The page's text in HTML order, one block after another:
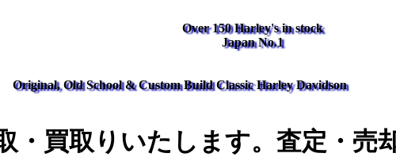
Over 150 Harley's in stock
Japan No.1
Original, Old School & Custom Build Classic Harley Davidson
・買取りいたします。査定・売